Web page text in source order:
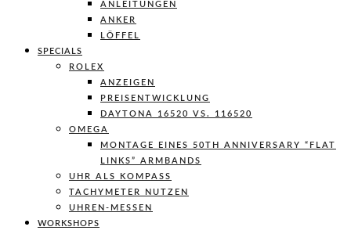
ANLEITUNGEN
ANKER
LÖFFEL
SPECIALS
ROLEX
ANZEIGEN
PREISENTWICKLUNG
DAYTONA 16520 VS. 116520
OMEGA
MONTAGE EINES 50TH ANNIVERSARY “FLAT
LINKS” ARMBANDS
UHR ALS KOMPASS
TACHYMETER NUTZEN
UHREN-MESSEN
WORKSHOPS